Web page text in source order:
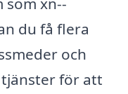
du få flera
och
för att